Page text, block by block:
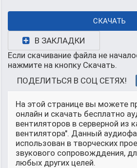
СКАЧАТЬ
В ЗАКЛАДКИ
Если скачивание файла не
нажмите на кнопку Скачать.
ПОДЕЛИТЬСЯ В СОЦ СЕТЯХ!
На этой странице вы можете
онлайн и скачать бесплатно
вентиляторов в серверной из
вентилятора". Данный
использован в творческих
звукового сопровожддения,
любых других целей.